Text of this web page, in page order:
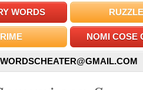
WORDS RUZZLE
RIME NOMI COSE
WORDSCHEATER@GMAIL.COM